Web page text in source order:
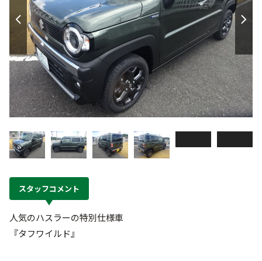
スタッフコメント
人気のハスラーの特別仕様車
『タフワイルド』